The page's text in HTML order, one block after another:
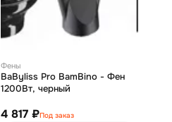
Фены
BaByliss Pro BamBino - Фен
1200Вт, черный
4 817 ₽Под заказ